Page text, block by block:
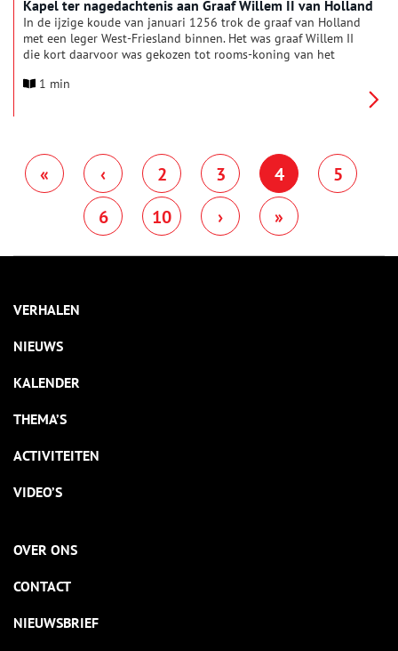
Kapel ter nagedachtenis aan Graaf Willem II van Holland
In de ijzige koude van januari 1256 trok de graaf van Holland
met een leger West-Friesland binnen. Het was graaf Willem II
die kort daarvoor was gekozen tot rooms-koning van het
tot keizer te worden gekroond, wilde hij het opstandige
1 min
« ‹ 2 3 4
5
6
10 › »
VERHALEN
NIEUWS
KALENDER
THEMA’S
ACTIVITEITEN
VIDEO’S
OVER ONS
CONTACT
NIEUWSBRIEF